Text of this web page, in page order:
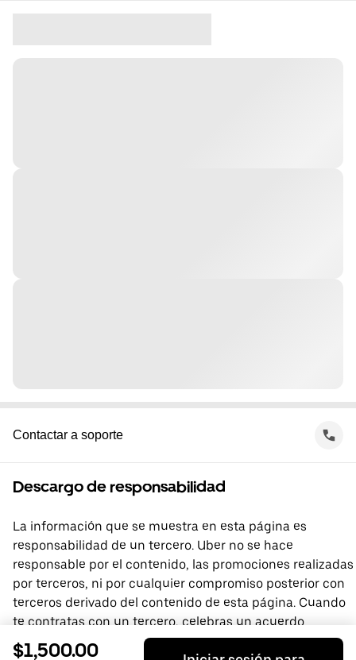
Contactar a soporte
Descargo de responsabilidad
La información que se muestra en esta página es
responsabilidad de un tercero. Uber no se hace
responsable por el contenido, las promociones realizadas
por terceros, ni por cualquier compromiso posterior con
terceros derivado del contenido de esta página. Cuando
te contratas con un tercero, celebras un acuerdo
directamente con él, del que Uber no forma parte. Si
$1,500.00